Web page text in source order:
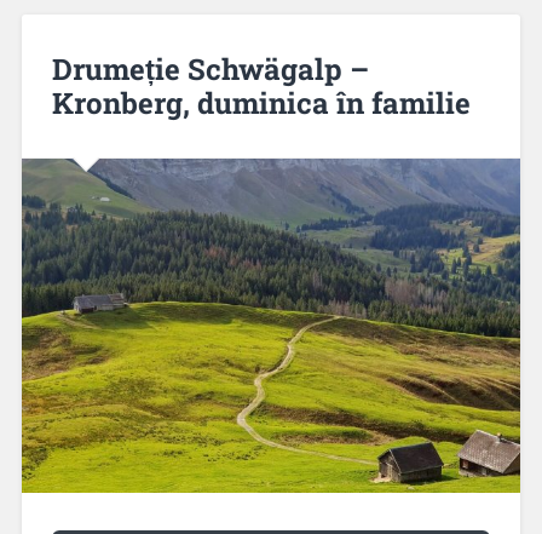
Drumeție Schwägalp –
Kronberg, duminica în familie